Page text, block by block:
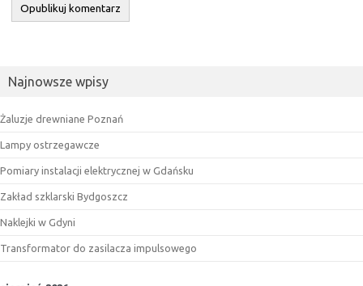
Najnowsze wpisy
Żaluzje drewniane Poznań
Lampy ostrzegawcze
Pomiary instalacji elektrycznej w Gdańsku
Zakład szklarski Bydgoszcz
Naklejki w Gdyni
Transformator do zasilacza impulsowego